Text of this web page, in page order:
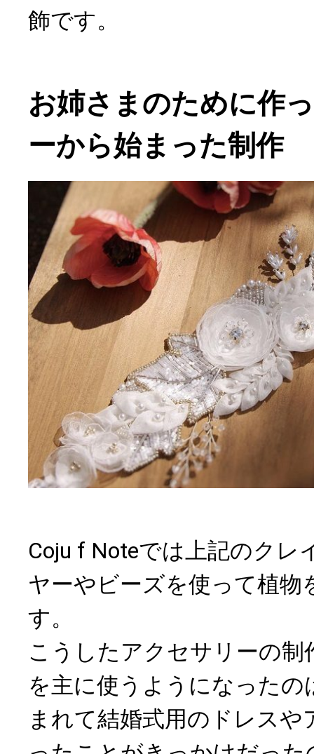
飾です。
お姉さまのために作
ーから始まった制作
Coju f Noteでは上記のクレ
ヤーやビーズを使って植物
す。
こうしたアクセサリーの制
を主に使うようになったの
まれて結婚式用のドレスや